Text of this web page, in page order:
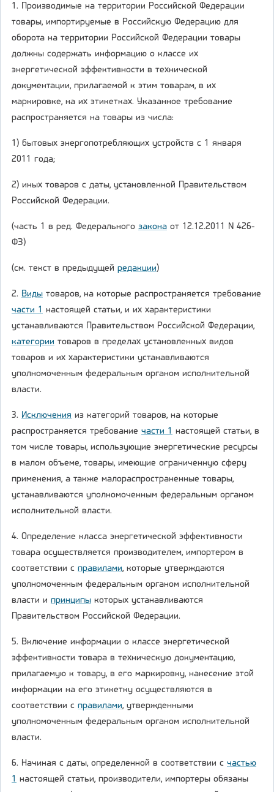
1. Производимые на территории Российской Федерации
товары, импортируемые в Российскую Федерацию для
оборота на территории Российской Федерации товары
должны содержать информацию о классе их
энергетической эффективности в технической
документации, прилагаемой к этим товарам, в их
маркировке, на их этикетках. Указанное требование
распространяется на товары из числа:
1) бытовых энергопотребляющих устройств с 1 января
2011 года;
2) иных товаров с даты, установленной Правительством
Российской Федерации.
(часть 1 в ред. Федерального закона от 12.12.2011 N 426-
ФЗ)
(см. текст в предыдущей редакции)
2. Виды товаров, на которые распространяется требование
части 1 настоящей статьи, и их характеристики
устанавливаются Правительством Российской Федерации,
категории товаров в пределах установленных видов
товаров и их характеристики устанавливаются
уполномоченным федеральным органом исполнительной
власти.
3. Исключения из категорий товаров, на которые
распространяется требование части 1 настоящей статьи, в
том числе товары, использующие энергетические ресурсы
в малом объеме, товары, имеющие ограниченную сферу
применения, а также малораспространенные товары,
устанавливаются уполномоченным федеральным органом
исполнительной власти.
4. Определение класса энергетической эффективности
товара осуществляется производителем, импортером в
соответствии с правилами, которые утверждаются
уполномоченным федеральным органом исполнительной
власти и принципы которых устанавливаются
Правительством Российской Федерации.
5. Включение информации о классе энергетической
эффективности товара в техническую документацию,
прилагаемую к товару, в его маркировку, нанесение этой
информации на его этикетку осуществляются в
соответствии с правилами, утвержденными
уполномоченным федеральным органом исполнительной
власти.
6. Начиная с даты, определенной в соответствии с частью
1 настоящей статьи, производители, импортеры обязаны